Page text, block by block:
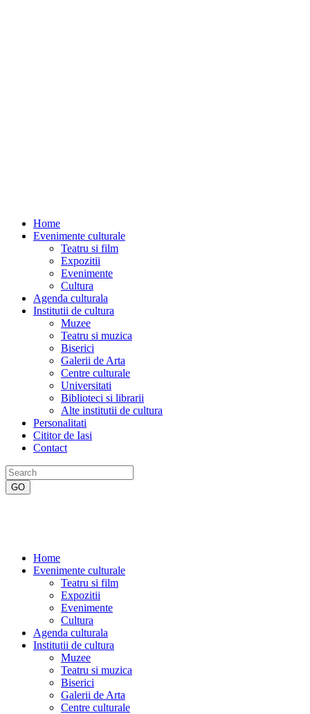
Home
Evenimente culturale
Teatru si film
Expozitii
Evenimente
Cultura
Agenda culturala
Institutii de cultura
Muzee
Teatru si muzica
Biserici
Galerii de Arta
Centre culturale
Universitati
Biblioteci si librarii
Alte institutii de cultura
Personalitati
Cititor de Iasi
Contact
Home
Evenimente culturale
Teatru si film
Expozitii
Evenimente
Cultura
Agenda culturala
Institutii de cultura
Muzee
Teatru si muzica
Biserici
Galerii de Arta
Centre culturale